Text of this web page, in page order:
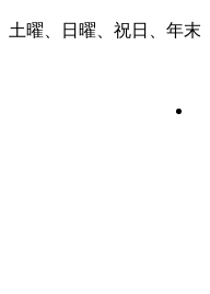
土曜、日曜、祝日、年末